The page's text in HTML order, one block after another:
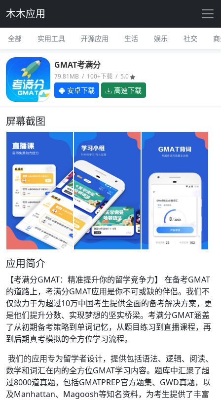
木木应用
全部 实用工具 开源应用 生活 娱乐 社交
GMAT考满分
79.81MB / 100+下载 / 5.0
安卓下载 高速下载
屏幕截图
应用简介
【考满分GMAT：精准提升你的留学竞争力】 在备考GMAT
的道路上，考满分GMAT应用是你不可或缺的伴侣。我们不
仅致力于为超过10万中国考生提供全面的备考解决方案，更
是他们提升分数、实现梦想的坚实桥梁。考满分GMAT涵盖
了从初期备考策略到单词记忆，从题目练习到直播课程，再
到后期真考模拟的全方位学习流程。
我们的应用专为留学者设计，提供包括语法、逻辑、阅读、
数学和词汇在内的全方位GMAT学习内容。题库中汇聚了超
过8000道真题，包括GMATPREP官方题集、GWD真题，以
及Manhattan、Magoosh等知名资料，为考生提供了丰富